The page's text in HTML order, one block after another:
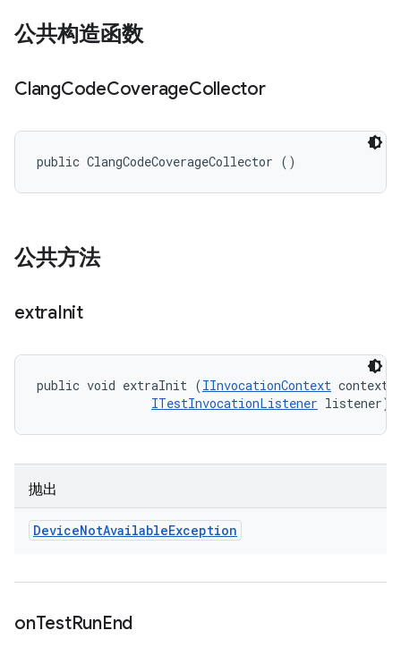
公共构造函数
ClangCodeCoverageCollector
public ClangCodeCoverageCollector ()
公共方法
extraInit
public void extraInit (IInvocationContext
ITestInvocationListener listener)
抛出
DeviceNotAvailableException
onTestRunEnd